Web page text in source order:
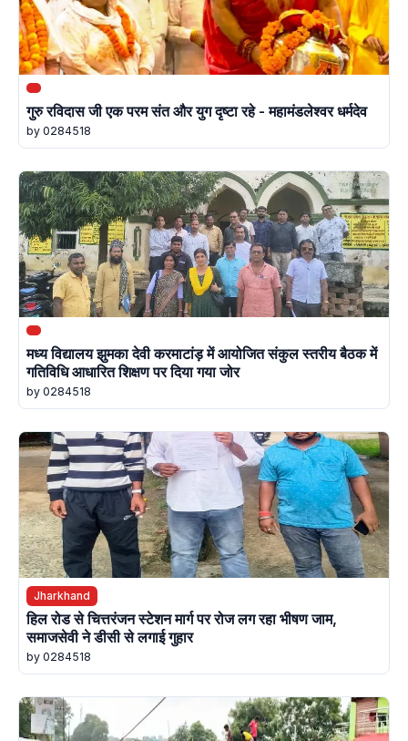
गुरु रविदास जी एक परम संत और युग दृष्टा रहे - महामंडलेश्वर धर्मदेव
by 0284518
मध्य विद्यालय झुमका देवी करमाटांड़ में आयोजित संकुल स्तरीय बैठक में
गतिविधि आधारित शिक्षण पर दिया गया जोर
by 0284518
Jharkhand
हिल रोड से चित्तरंजन स्टेशन मार्ग पर रोज लग रहा भीषण जाम,
समाजसेवी ने डीसी से लगाई गुहार
by 0284518